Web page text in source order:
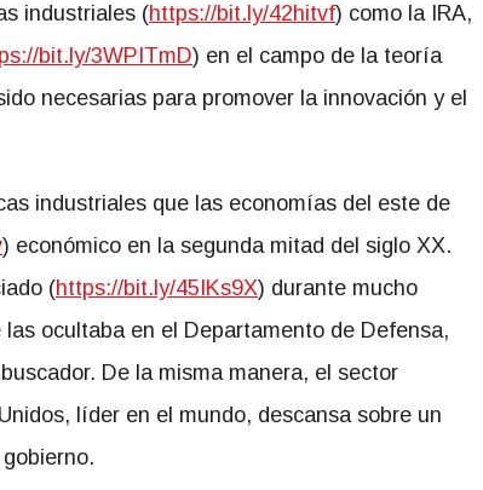
industriales (https://bit.ly/42hitvf) como la IRA,
bit.ly/3WPITmD) en el campo de la teoría
necesarias para promover la innovación y el
industriales que las economías del este de
) económico en la segunda mitad del siglo XX.
(https://bit.ly/45IKs9X) durante mucho
ocultaba en el Departamento de Defensa,
De la misma manera, el sector
líder en el mundo, descansa sobre un